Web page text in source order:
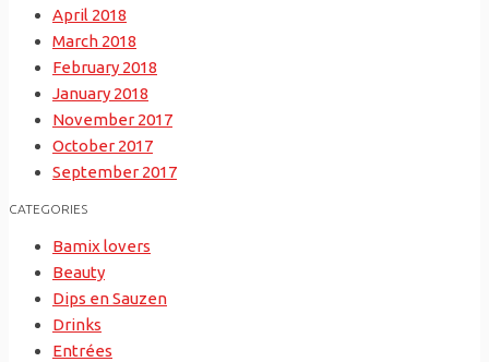
April 2018
March 2018
February 2018
January 2018
November 2017
October 2017
September 2017
CATEGORIES
Bamix lovers
Beauty
Dips en Sauzen
Drinks
Entrées